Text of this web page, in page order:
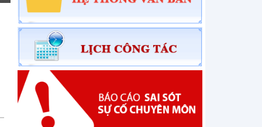
THÔNG BÁO Về việc mời chào giá thiết bị điện
THÔNG BÁO Về việc mời chào giá thiết bị nước
THÔNG BÁO Về việc mời báo giá sửa chữa máy
giúp thở Carescape và mua sắm vật tư, thiết bị y
tế
THÔNG BÁO Về việc mời chào giá văn phòng
phẩm